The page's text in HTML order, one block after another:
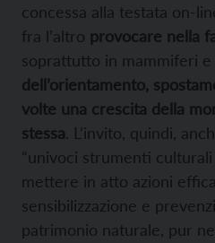
concessa alla testata on-
fra l’altro provocare nella
soprattutto in mammiferi e
dell’orientamento,
volte una crescita della
stessa. L’invito, quindi,
“univoci strumenti culturali
mettere in atto azioni
sensibilizzazione e
patrimonio naturale, pur